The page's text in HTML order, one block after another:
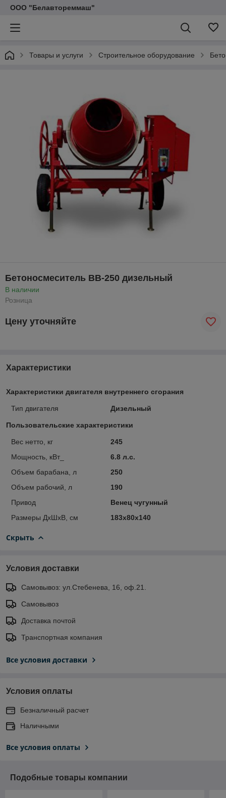
ООО "Белавтореммаш"
Товары и услуги Строительное оборудование
Бетоносмеситель BB-250 дизельный
В наличии
Розница
Цену уточняйте
Характеристики
Характеристики двигателя внутреннего сгорания
Тип двигателя Дизельный
Пользовательские характеристики
Вес нетто, кг
245
Мощность, кВт_
6.8 л.с.
Объем барабана, л
250
Объем рабочий, л
190
Привод
Венец чугунный
Размеры ДхШхВ, см
183х80х140
Скрыть
Условия доставки
Самовывоз: ул.Стебенева, 16, оф.21.
Самовывоз
Доставка почтой
Транспортная компания
Все условия доставки
Условия оплаты
Безналичный расчет
Наличными
Все условия оплаты
Подобные товары компании